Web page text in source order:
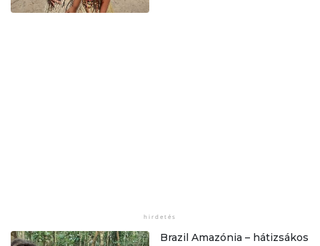
Brazil Amazónia – hátizsákos